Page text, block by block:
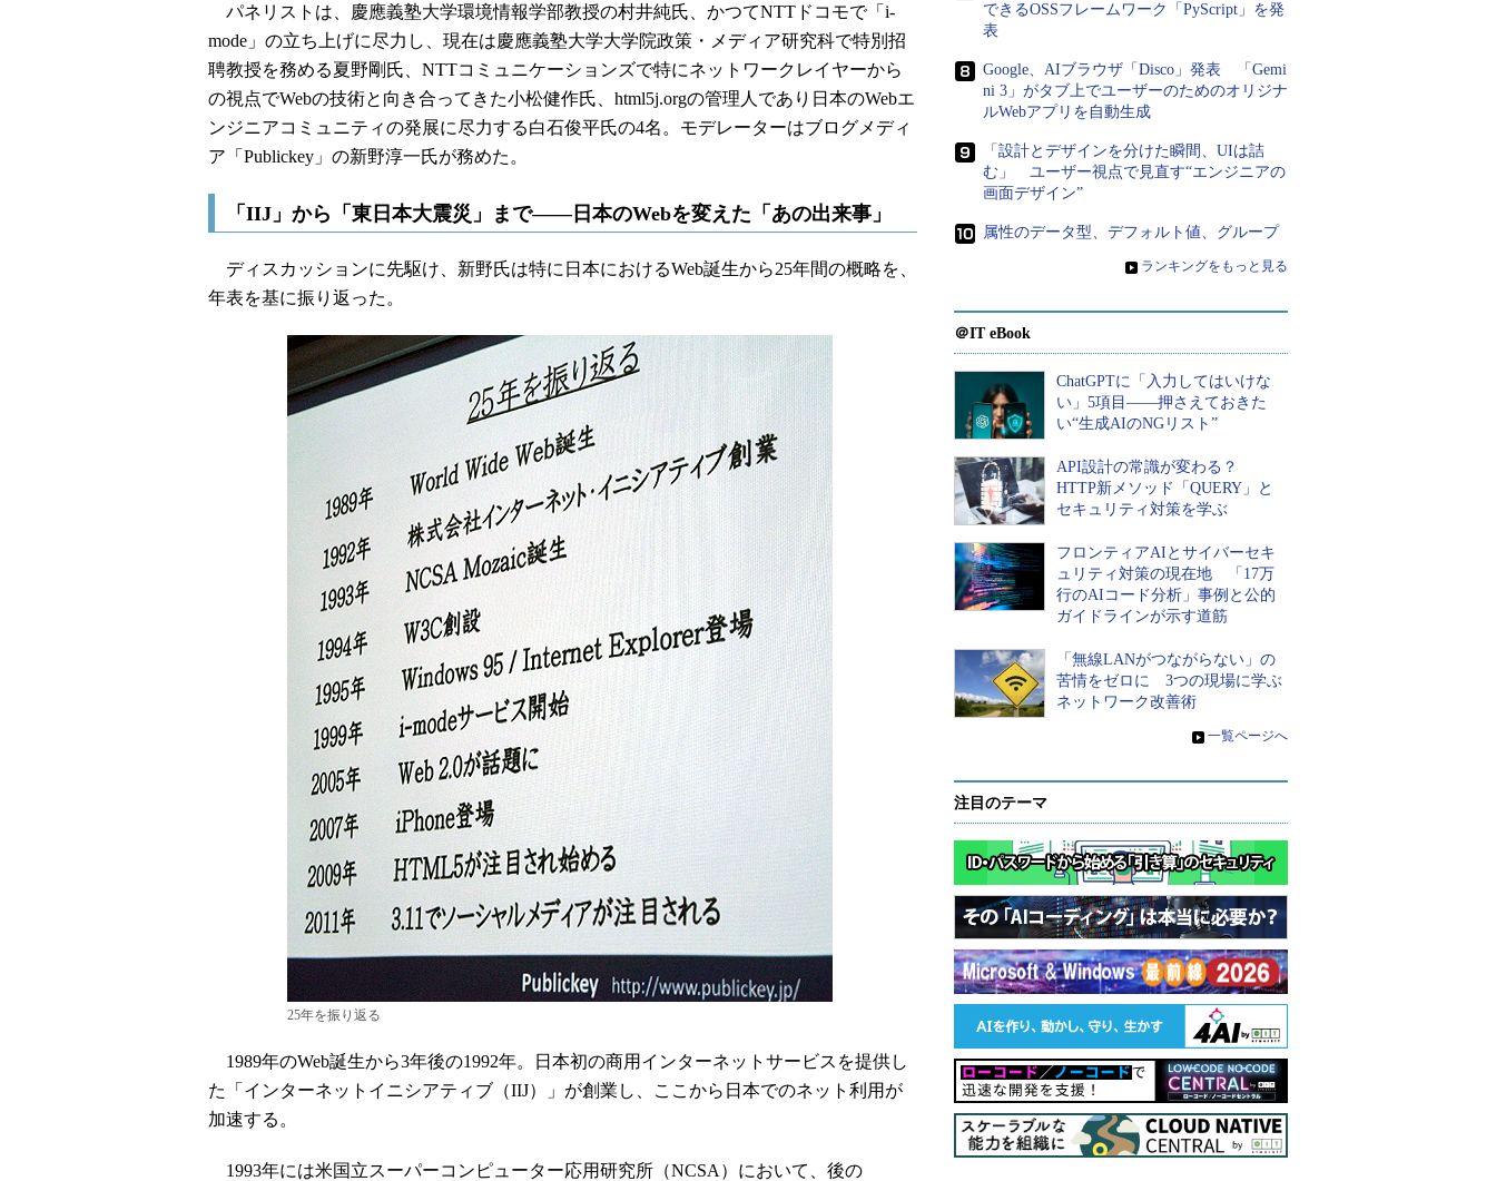
パネリストは、慶應義塾大学環境情報学部教授の村井純氏、かつてNTTドコモで「i-
mode」の立ち上げに尽力し、現在は慶應義塾大学大学院政策・メディア研究科で特別招
聘教授を務める夏野剛氏、NTTコミュニケーションズで特にネットワークレイヤーから
の視点でWebの技術と向き合ってきた小松健作氏、html5j.orgの管理人であり日本のWebエ
ンジニアコミュニティの発展に尽力する白石俊平氏の4名。モデレーターはブログメディ
ア「Publickey」の新野淳一氏が務めた。
「IIJ」から「東日本大震災」まで――日本のWebを変えた「あの出来事」
ディスカッションに先駆け、新野氏は特に日本におけるWeb誕生から25年間の概略を、
年表を基に振り返った。
25年を振り返る
1989年のWeb誕生から3年後の1992年。日本初の商用インターネットサービスを提供し
た「インターネットイニシアティブ（IIJ）」が創業し、ここから日本でのネット利用が
加速する。
1993年には米国立スーパーコンピューター応用研究所（NCSA）において、後の
できるOSSフレームワーク「PyScript」を発
表
Google、AIブラウザ「Disco」発表 「Gemi
ni 3」がタブ上でユーザーのためのオリジナ
ルWebアプリを自動生成
「設計とデザインを分けた瞬間、UIは詰
む」 ユーザー視点で見直す“エンジニアの
画面デザイン”
属性のデータ型、デフォルト値、グループ
» ランキングをもっと見る
＠IT eBook
ChatGPTに「入力してはいけな
い」5項目――押さえておきた
い“生成AIのNGリスト”
API設計の常識が変わる？
HTTP新メソッド「QUERY」と
セキュリティ対策を学ぶ
フロンティアAIとサイバーセキ
ュリティ対策の現在地 「17万
行のAIコード分析」事例と公的
ガイドラインが示す道筋
「無線LANがつながらない」の
苦情をゼロに 3つの現場に学ぶ
ネットワーク改善術
» 一覧ページへ
注目のテーマ